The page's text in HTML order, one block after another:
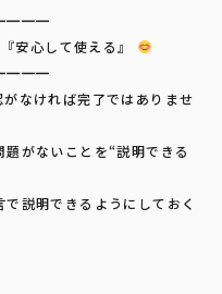
安心して使える』
なければ完了ではありませ
がないことを“説明できる
説明できるようにしておく